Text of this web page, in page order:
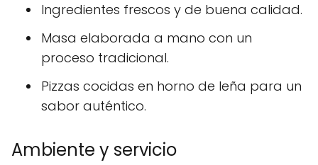
Ingredientes frescos y de buena calidad.
Masa elaborada a mano con un
proceso tradicional.
Pizzas cocidas en horno de leña para un
sabor auténtico.
Ambiente y servicio